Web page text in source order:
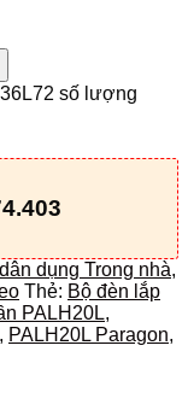
số lượng
dụng Trong nhà,
Thẻ: Bộ đèn lắp
PALH20L,
, PALH20L Paragon,